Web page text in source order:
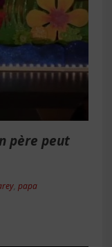
père peut
papa